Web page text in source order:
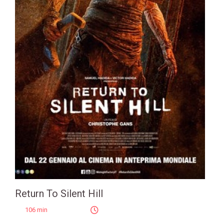
Return To Silent Hill
106 min